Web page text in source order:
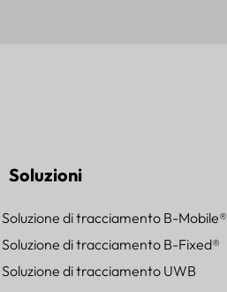
Soluzioni
Soluzione di tracciamento B-Mobile®
Soluzione di tracciamento B-Fixed®
Soluzione di tracciamento UWB